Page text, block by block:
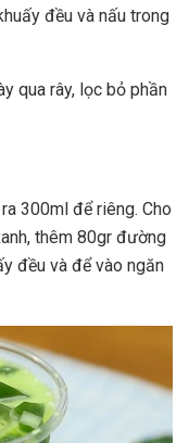
đều và nấu trong
qua rây, lọc bỏ phần
300ml để riêng. Cho
thêm 80gr đường
đều và để vào ngăn